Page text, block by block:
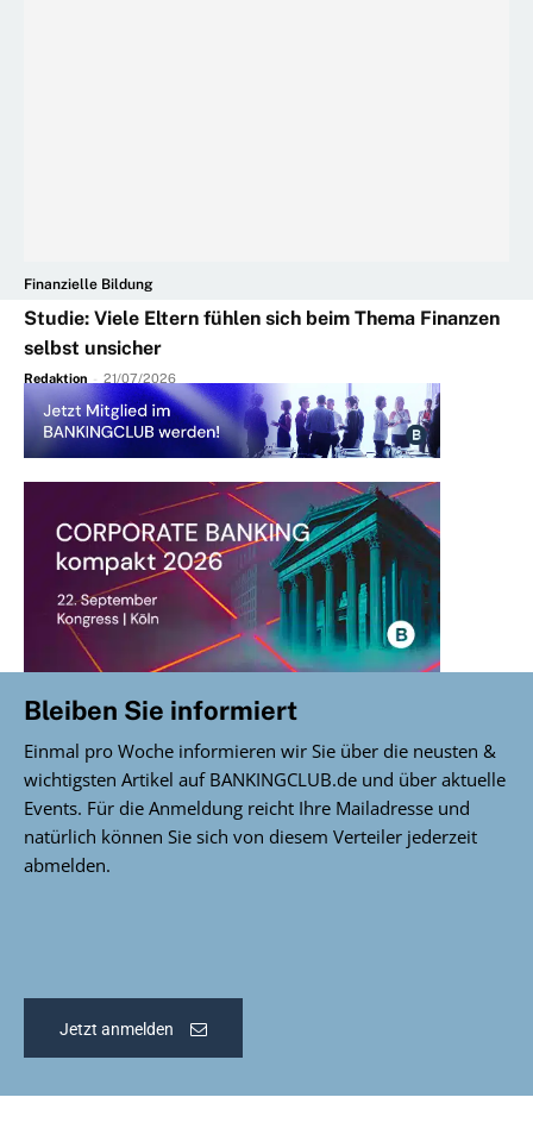
Finanzielle Bildung
Studie: Viele Eltern fühlen sich beim Thema Finanzen
selbst unsicher
Redaktion - 21/07/2026
Bleiben Sie informiert
Einmal pro Woche informieren wir Sie über die neusten &
wichtigsten Artikel auf BANKINGCLUB.de und über aktuelle
Events. Für die Anmeldung reicht Ihre Mailadresse und
natürlich können Sie sich von diesem Verteiler jederzeit
abmelden.
Jetzt anmelden